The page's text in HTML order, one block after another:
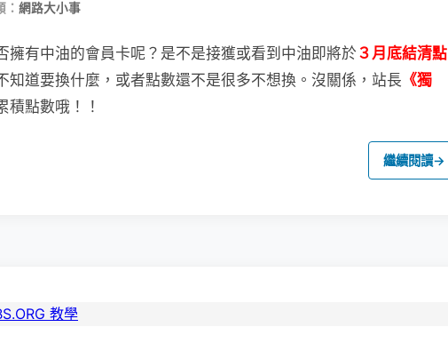
： 網路大小事
擁有中油的會員卡呢？ 是不是接獲或看到中油即將於 ３月底結清點
知道要換什麼，或者點數還不是很多不想換。 沒關係，站長 《獨
積點數哦！！
繼續閱讀→